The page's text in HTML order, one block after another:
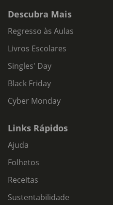
Descubra Mais
Regresso às Aulas
Livros Escolares
Singles' Day
Black Friday
Cyber Monday
Links Rápidos
Ajuda
Folhetos
Receitas
Sustentabilidade